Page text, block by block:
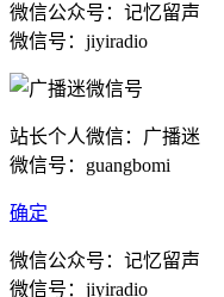
微信公众号：记忆留声
微信号：jiyiradio
站长个人微信：广播迷
微信号：guangbomi
确定
微信公众号：记忆留声
微信号：jiyiradio